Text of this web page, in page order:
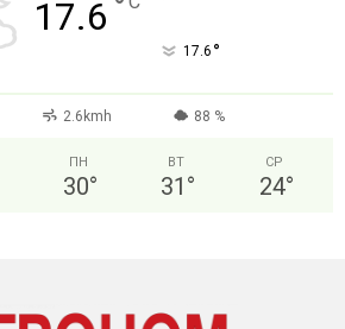
17.6
17.6 °
2.6kmh 88 %
ПН
30°
ВТ
31 °
СР
24°